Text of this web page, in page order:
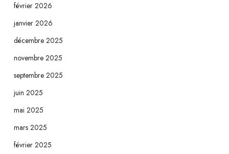
février 2026
janvier 2026
décembre 2025
novembre 2025
septembre 2025
juin 2025
mai 2025
mars 2025
février 2025